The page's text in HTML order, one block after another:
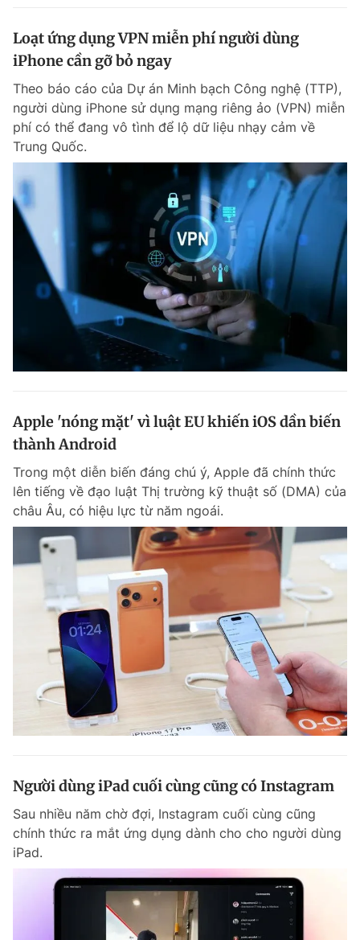
Loạt ứng dụng VPN miễn phí người dùng
iPhone cần gỡ bỏ ngay
Theo báo cáo của Dự án Minh bạch Công nghệ (TTP),
người dùng iPhone sử dụng mạng riêng ảo (VPN) miễn
phí có thể đang vô tình để lộ dữ liệu nhạy cảm về
Trung Quốc.
Apple 'nóng mặt' vì luật EU khiến iOS dần biến
thành Android
Trong một diễn biến đáng chú ý, Apple đã chính thức
lên tiếng về đạo luật Thị trường kỹ thuật số (DMA) của
châu Âu, có hiệu lực từ năm ngoái.
Người dùng iPad cuối cùng cũng có Instagram
Sau nhiều năm chờ đợi, Instagram cuối cùng cũng
chính thức ra mắt ứng dụng dành cho cho người dùng
iPad.